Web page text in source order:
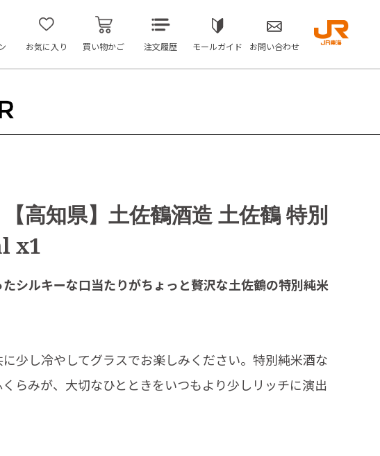
お気に入り 買い物かご 注文履歴 モールガイド お問い合わせ
【高知県】土佐鶴酒造 土佐鶴 特別
x1
シルキーな口当たりがちょっと贅沢な土佐鶴の特別純米
少し冷やしてグラスでお楽しみください。特別純米酒な
らみが、大切なひとときをいつもより少しリッチに演出